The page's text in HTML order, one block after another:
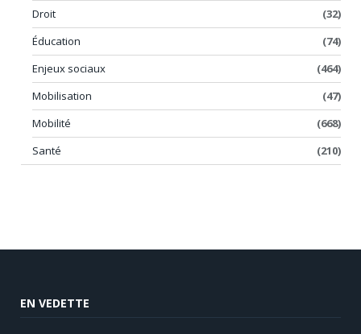
Droit
(32)
Éducation
(74)
Enjeux sociaux
(464)
Mobilisation
(47)
Mobilité
(668)
Santé
(210)
EN VEDETTE